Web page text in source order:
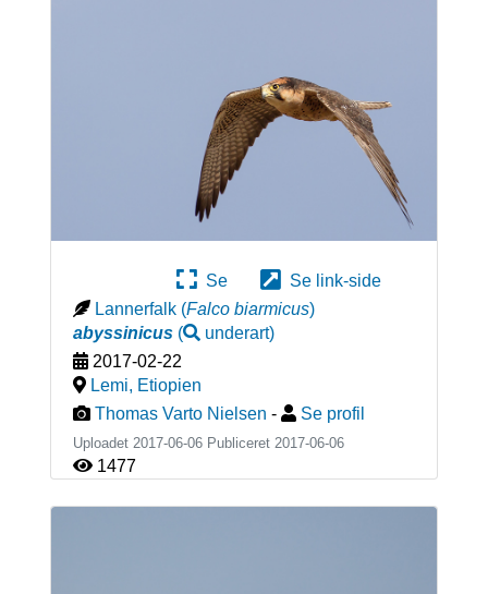
Se
Se link-side
Lannerfalk (Falco biarmicus)
abyssinicus( underart)
2017-02-22
Lemi, Etiopien
Thomas Varto Nielsen - Se profil
Uploadet 2017-06-06 Publiceret 2017-06-06
1477